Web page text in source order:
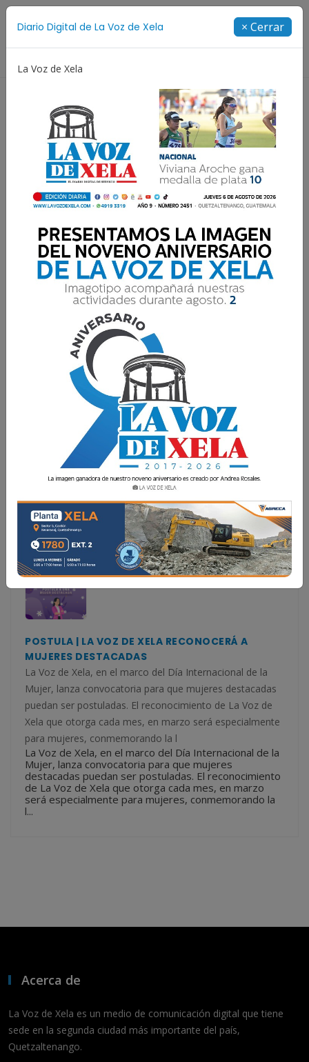
Diario Digital de La Voz de Xela × Cerrar
La Voz de Xela
Resultados para:Mujeres Destacadas
GLORIA, SOLEDAD Y ASTRID: MUJERES QUE
INSPIRAN Y TRASCIENDEN
Homenaje a: Gloria Escobar de DuBois en el sector
inmobiliario y artístico, Soledad Concepción Chávez
Gramajo en el ámbito altruista y empresarial, y Astrid
Margarita Santos Santiago en el deporte. Gloria Escobar
de DuB
Homenaje a: Gloria Escobar de DuBois en el sector
inmobiliario y artístico, Soledad Concepción Chávez
Gramajo en el ámbito altruista y empresarial, y Astrid
Margarita Santos Santiago en el deporte. Gloria
Escobar de DuB...
POSTULA | LA VOZ DE XELA RECONOCERÁ A
MUJERES DESTACADAS
La Voz de Xela, en el marco del Día Internacional de la
Mujer, lanza convocatoria para que mujeres destacadas
puedan ser postuladas. El reconocimiento de La Voz de
Xela que otorga cada mes, en marzo será especialmente
para mujeres, conmemorando la l
La Voz de Xela, en el marco del Día Internacional de la
Mujer, lanza convocatoria para que mujeres
destacadas puedan ser postuladas. El reconocimiento
de La Voz de Xela que otorga cada mes, en marzo
será especialmente para mujeres, conmemorando la
l...
Acerca de
La Voz de Xela es un medio de comunicación digital que tiene
sede en la segunda ciudad más importante del país,
Quetzaltenango.